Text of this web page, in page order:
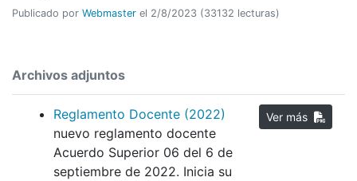
Publicado por Webmaster el 2/8/2023 (33132 lecturas)
Archivos adjuntos
Reglamento Docente (2022)
nuevo reglamento docente
Acuerdo Superior 06 del 6 de
septiembre de 2022. Inicia su